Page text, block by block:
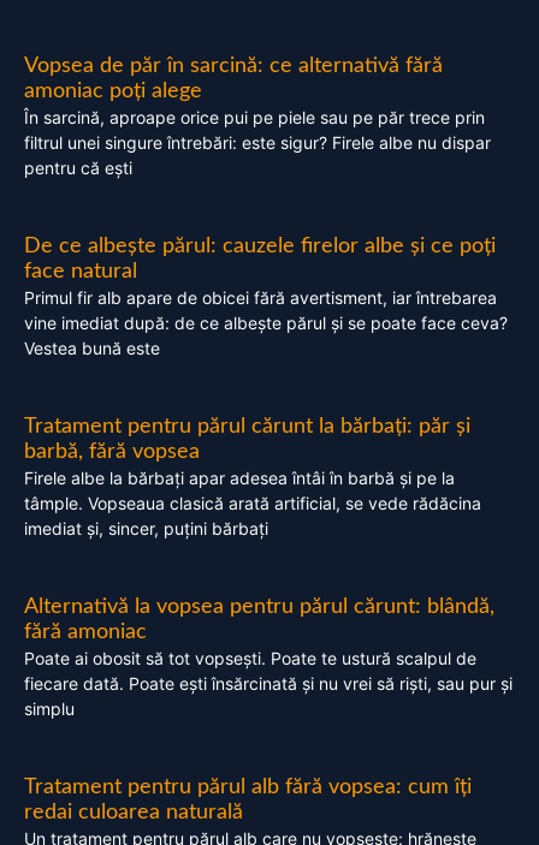
Vopsea de păr în sarcină: ce alternativă fără
amoniac poți alege
În sarcină, aproape orice pui pe piele sau pe păr trece prin
filtrul unei singure întrebări: este sigur? Firele albe nu dispar
pentru că ești
De ce albește părul: cauzele firelor albe și ce poți
face natural
Primul fir alb apare de obicei fără avertisment, iar întrebarea
vine imediat după: de ce albește părul și se poate face ceva?
Vestea bună este
Tratament pentru părul cărunt la bărbați: păr și
barbă, fără vopsea
Firele albe la bărbați apar adesea întâi în barbă și pe la
tâmple. Vopseaua clasică arată artificial, se vede rădăcina
imediat și, sincer, puțini bărbați
Alternativă la vopsea pentru părul cărunt: blândă,
fără amoniac
Poate ai obosit să tot vopsești. Poate te ustură scalpul de
fiecare dată. Poate ești însărcinată și nu vrei să riști, sau pur și
simplu
Tratament pentru părul alb fără vopsea: cum îți
redai culoarea naturală
Un tratament pentru părul alb care nu vopsește: hrănește